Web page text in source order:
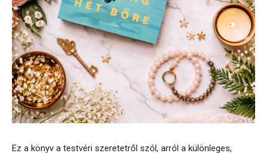
Ez a könyv a testvéri szeretetről szól, arról a különleges,